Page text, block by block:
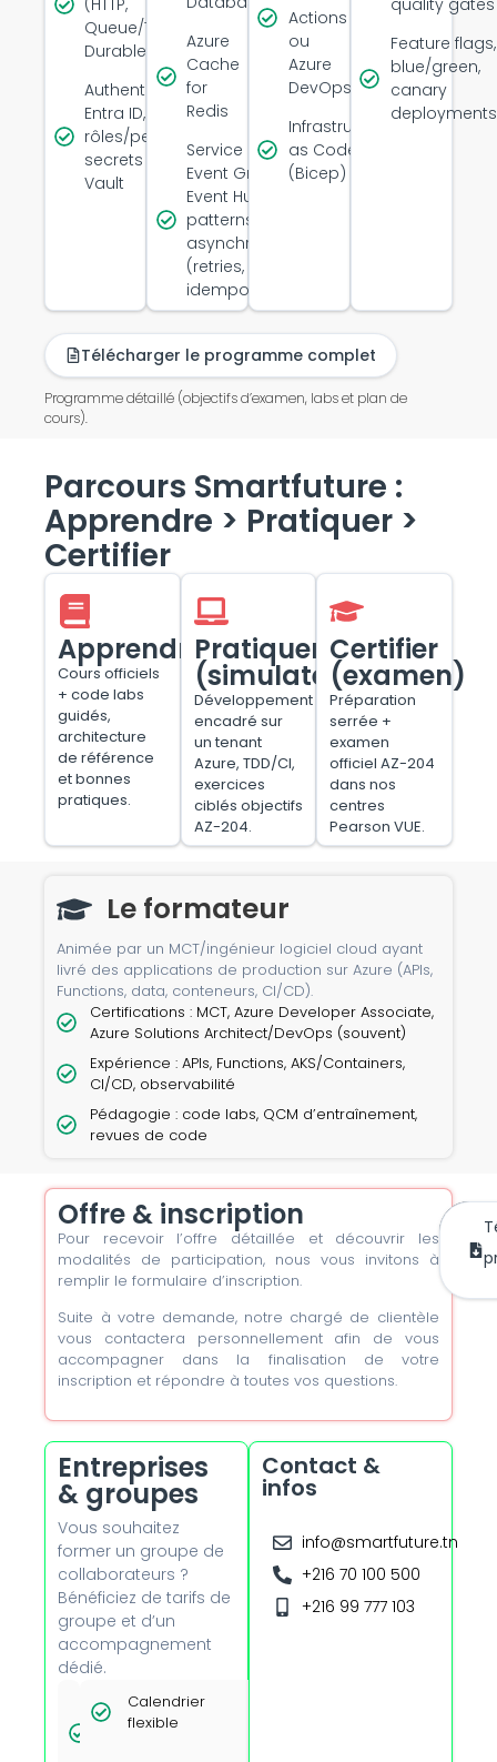
Queue/Timer,
Durable)
Authentification
Entra ID,
rôles/permissions,
secrets via Key
Vault
Azure
Cache
for
Redis
Service Bus,
Event Grid,
Event Hubs,
patterns
asynchrones
(retries, DLQ,
idempotence)
Actions
ou
Azure
DevOps
Infrastructure
as Code
(Bicep)
Feature flags,
blue/green,
canary
deployments
Télécharger le programme complet
Programme détaillé (objectifs d’examen, labs et plan de
cours).
Parcours Smartfuture :
Apprendre > Pratiquer >
Certifier
Apprendre
Cours officiels
+ code labs
guidés,
architecture
de référence
et bonnes
pratiques.
Pratiquer
(simulateur)
Développement
encadré sur
un tenant
Azure, TDD/CI,
exercices
ciblés objectifs
AZ-204.
Certifier
(examen)
Préparation
serrée +
examen
officiel AZ-204
dans nos
centres
Pearson VUE.
Le formateur
Animée par un MCT/ingénieur logiciel cloud ayant
livré des applications de production sur Azure (APIs,
Functions, data, conteneurs, CI/CD).
Certifications : MCT, Azure Developer Associate,
Azure Solutions Architect/DevOps (souvent)
Expérience : APIs, Functions, AKS/Containers,
CI/CD, observabilité
Pédagogie : code labs, QCM d’entraînement,
revues de code
Offre & inscription
Pour recevoir l’offre détaillée et découvrir les
modalités de participation, nous vous invitons à
remplir le formulaire d’inscription.
Suite à votre demande, notre chargé de clientèle
vous contactera personnellement afin de vous
accompagner dans la finalisation de votre
inscription et répondre à toutes vos questions.
Entreprises
& groupes
Vous souhaitez
former un groupe de
collaborateurs ?
Bénéficiez de tarifs de
groupe et d’un
accompagnement
dédié.
Tarifs
dégressifs
Calendrier
flexible
Contact &
infos
info@smartfuture.tn
+216 70 100 500
+216 99 777 103